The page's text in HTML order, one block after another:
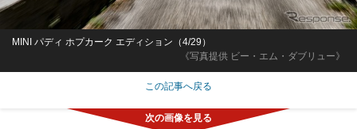
《写真提供 ビー・エム・ダブリュー》
MINI パディ ホプカーク エディション（4/29）
この記事へ戻る